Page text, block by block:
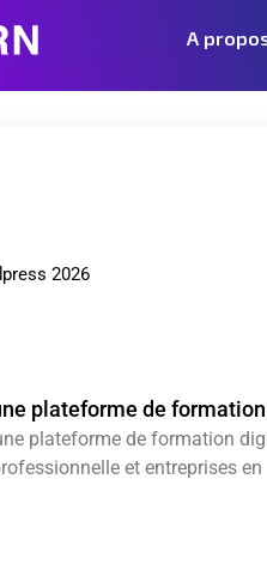
A
2026
plateforme de
plateforme de formation
et entreprises en